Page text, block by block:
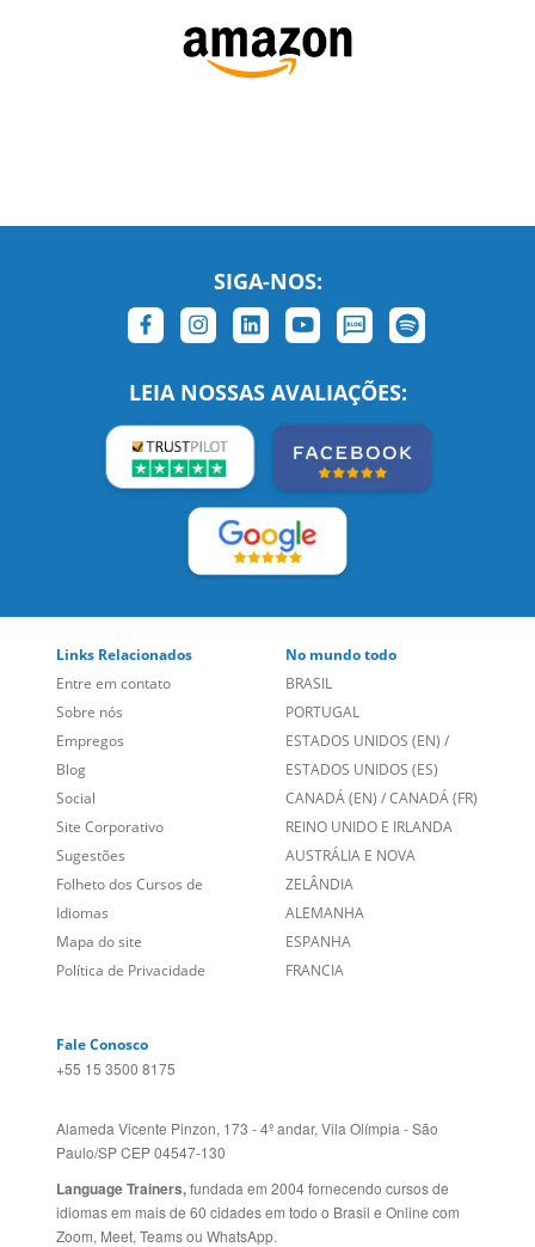
SIGA-NOS:
LEIA NOSSAS AVALIAÇÕES:
Links Relacionados
Entre em contato
Sobre nós
Empregos
Blog
Social
Site Corporativo
Sugestões
Folheto dos Cursos de
Idiomas
Mapa do site
Política de Privacidade
No mundo todo
BRASIL
PORTUGAL
ESTADOS UNIDOS (EN) /
ESTADOS UNIDOS (ES)
CANADÁ (EN) /CANADÁ (FR)
REINO UNIDO E IRLANDA
AUSTRÁLIA E NOVA
ZELÂNDIA
ALEMANHA
ESPANHA
FRANCIA
Fale Conosco
+55 15 3500 8175
Alameda Vicente Pinzon, 173 - 4º andar, Vila Olímpia - São
Paulo/SP CEP 04547-130
Language Trainers,fundada em 2004 fornecendo cursos de
idiomas em mais de 60 cidades em todo o Brasil e Online com
Zoom, Meet, Teams ou WhatsApp.